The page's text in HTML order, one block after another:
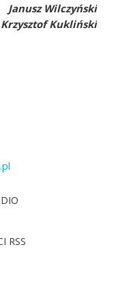
Janusz Wilczyński
Krzysztof Kukliński
RSS